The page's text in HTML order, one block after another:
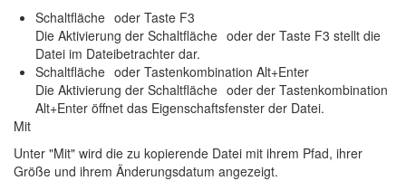
Schaltfläche oder Taste F3
Die Aktivierung der Schaltfläche oder der Taste F3 stellt die
Datei im Dateibetrachter dar.
Schaltfläche oder Tastenkombination Alt+Enter
Die Aktivierung der Schaltfläche oder der Tastenkombination
Alt+Enter öffnet das Eigenschaftsfenster der Datei.
Mit
Unter "Mit" wird die zu kopierende Datei mit ihrem Pfad, ihrer
Größe und ihrem Änderungsdatum angezeigt.